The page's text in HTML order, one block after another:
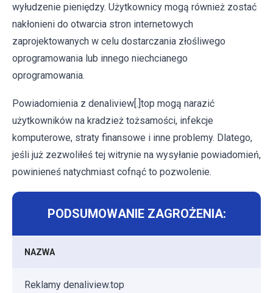
wyłudzenie pieniędzy. Użytkownicy mogą również zostać
nakłonieni do otwarcia stron internetowych
zaprojektowanych w celu dostarczania złośliwego
oprogramowania lub innego niechcianego
oprogramowania.
Powiadomienia z denaliview[.]top mogą narazić
użytkowników na kradzież tożsamości, infekcje
komputerowe, straty finansowe i inne problemy. Dlatego,
jeśli już zezwoliłeś tej witrynie na wysyłanie powiadomień,
powinieneś natychmiast cofnąć to pozwolenie.
PODSUMOWANIE ZAGROŻENIA:
NAZWA
Reklamy denaliview.top